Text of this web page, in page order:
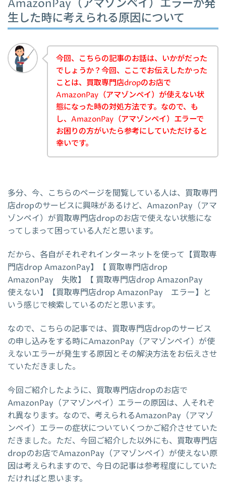
AmazonPay（アマゾンペイ）エラーが発
生した時に考えられる原因について
今回、こちらの記事のお話は、いかがだった
でしょうか？今回、ここでお伝えしたかった
ことは、買取専門店dropのお店で
AmazonPay（アマゾンペイ）が使えない状
態になった時の対処方法です。なので、も
し、AmazonPay（アマゾンペイ）エラーで
お困りの方がいたら参考にしていただけると
幸いです。
多分、今、こちらのページを閲覧している人は、買取専門
店dropのサービスに興味があるけど、AmazonPay（アマ
ゾンペイ）が買取専門店dropのお店で使えない状態にな
ってしまって困っている人だと思います。
だから、各自がそれぞれインターネットを使って【買取専
門店drop AmazonPay】【 買取専門店drop
AmazonPay 失敗】【 買取専門店drop AmazonPay
使えない】【買取専門店drop AmazonPay エラー】と
いう感じで検索しているのだと思います。
なので、こちらの記事では、買取専門店dropのサービス
の申し込みをする時にAmazonPay（アマゾンペイ）が使
えないエラーが発生する原因とその解決方法をお伝えさせ
ていただきました。
今回ご紹介したように、買取専門店dropのお店で
AmazonPay（アマゾンペイ）エラーの原因は、人それぞ
れ異なります。なので、考えられるAmazonPay（アマゾ
ンペイ）エラーの症状についていくつかご紹介させていた
だきました。ただ、今回ご紹介した以外にも、買取専門店
dropのお店でAmazonPay（アマゾンペイ）が使えない原
因は考えられますので、今日の記事は参考程度にしていた
だければと思います。